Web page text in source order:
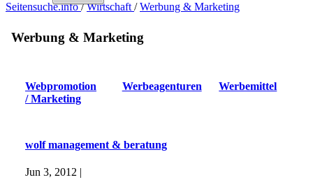
Seitensuche.info/ Wirtschaft/ Werbung & Marketing
Werbung & Marketing
Webpromotion
/ Marketing
Werbeagenturen Werbemittel
wolf management & beratung
Jun 3, 2012 |